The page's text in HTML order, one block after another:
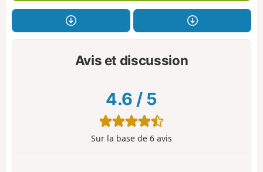
Avis et discussion
4.6 / 5
Sur la base de 6 avis